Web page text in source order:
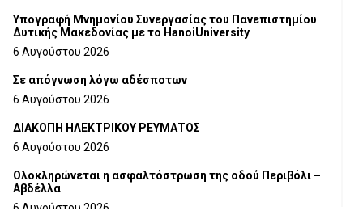
Υπογραφή Μνημονίου Συνεργασίας του Πανεπιστημίου
Δυτικής Μακεδονίας με το HanoiUniversity
6 Αυγούστου 2026
Σε απόγνωση λόγω αδέσποτων
6 Αυγούστου 2026
ΔΙΑΚΟΠΗ ΗΛΕΚΤΡΙΚΟΥ ΡΕΥΜΑΤΟΣ
6 Αυγούστου 2026
Ολοκληρώνεται η ασφαλτόστρωση της οδού Περιβόλι –
Αβδέλλα
6 Αυγούστου 2026